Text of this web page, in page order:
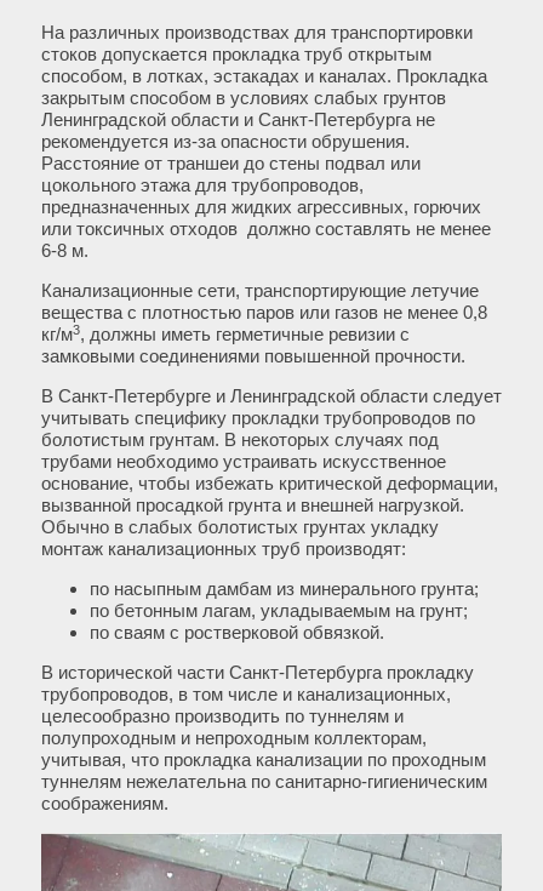
На различных производствах для транспортировки
стоков допускается прокладка труб открытым
способом, в лотках, эстакадах и каналах. Прокладка
закрытым способом в условиях слабых грунтов
Ленинградской области и Санкт-Петербурга не
рекомендуется из-за опасности обрушения.
Расстояние от траншеи до стены подвал или
цокольного этажа для трубопроводов,
предназначенных для жидких агрессивных, горючих
или токсичных отходов должно составлять не менее
6-8 м.
Канализационные сети, транспортирующие летучие
вещества с плотностью паров или газов не менее 0,8
кг/м3, должны иметь герметичные ревизии с
замковыми соединениями повышенной прочности.
В Санкт-Петербурге и Ленинградской области следует
учитывать специфику прокладки трубопроводов по
болотистым грунтам. В некоторых случаях под
трубами необходимо устраивать искусственное
основание, чтобы избежать критической деформации,
вызванной просадкой грунта и внешней нагрузкой.
Обычно в слабых болотистых грунтах укладку
монтаж канализационных труб производят:
по насыпным дамбам из минерального грунта;
по бетонным лагам, укладываемым на грунт;
по сваям с ростверковой обвязкой.
В исторической части Санкт-Петербурга прокладку
трубопроводов, в том числе и канализационных,
целесообразно производить по туннелям и
полупроходным и непроходным коллекторам,
учитывая, что прокладка канализации по проходным
туннелям нежелательна по санитарно-гигиеническим
соображениям.